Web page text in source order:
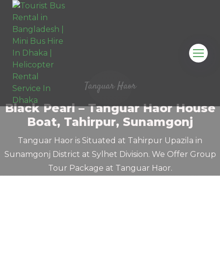
Tanguar Haor
Black Pearl – Tanguar Haor House
Boat, Tahirpur, Sunamgonj
Tanguar Haor is Situated at Tahirpur Upazila in
Sunamgonj District at Sylhet Division. We Offer Group
Tour Package at Tanguar Haor.